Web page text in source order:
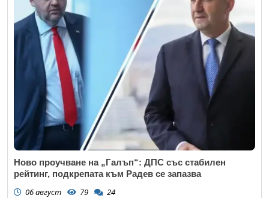
Ново проучване на „Галъп“: ДПС със стабилен
рейтинг, подкрепата към Радев се запазва
06 август 79 24